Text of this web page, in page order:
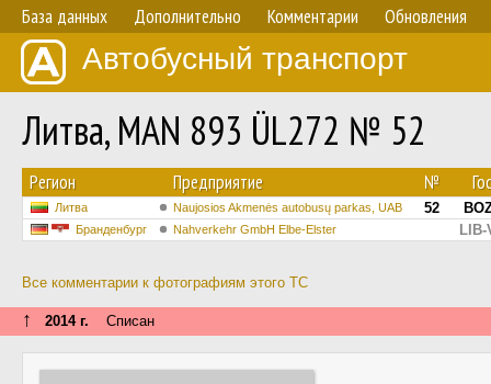
База данных Дополнительно Комментарии Обновления
Автобусный транспорт
Литва, MAN 893 ÜL272 № 52
Регион Предприятие №
Литва Naujosios Akmenės autobusų parkas, UAB 52
Бранденбург Nahverkehr GmbH Elbe-Elster LIB-
Все комментарии к фотографиям этого ТС
↑ 2014 г. Списан